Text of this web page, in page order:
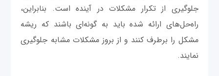
جلوگیری از تکرار مشکلات در آینده است. بنابراین،
راه‌حل‌های ارائه شده باید به گونه‌ای باشند که ریشه
مشکل را برطرف کنند و از بروز مشکلات مشابه جلوگیری
نمایند.